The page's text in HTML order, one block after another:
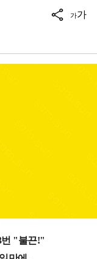
가가